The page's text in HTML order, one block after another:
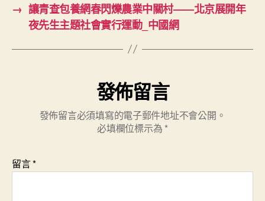
→ 讓青查包養網春閃爍農業中關村——北京展開年
夜先生主題社會實行運動_中國網
發佈留言
發佈留言必須填寫的電子郵件地址不會公開。
必填欄位標示為 *
留言*